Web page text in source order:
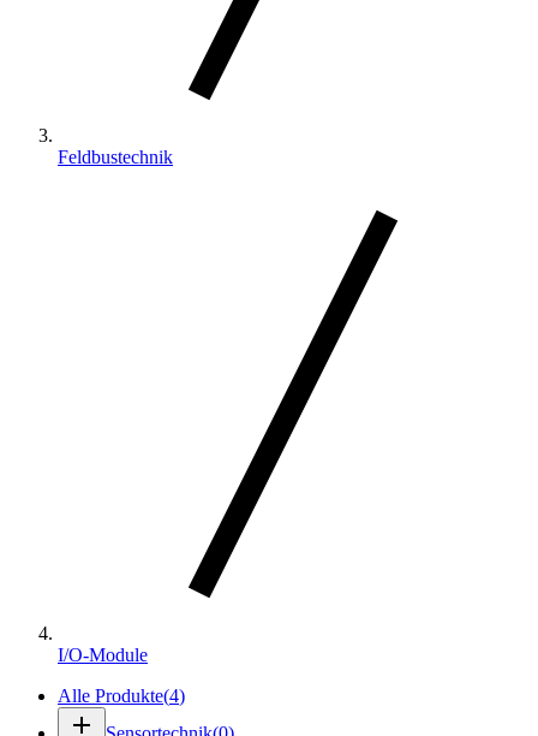
Feldbustechnik
I/O-Module
Alle Produkte(4)
add